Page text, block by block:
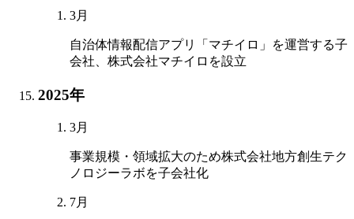
3月
自治体情報配信アプリ「マチイロ」を運営する子
会社、株式会社マチイロを設立
2025年
3月
事業規模・領域拡大のため株式会社地方創生テク
ノロジーラボを子会社化
7月